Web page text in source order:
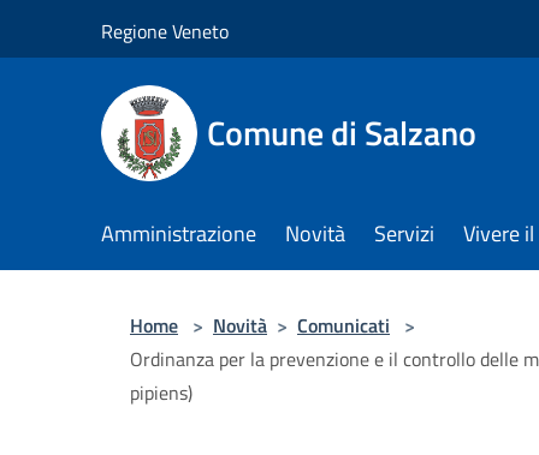
Regione Veneto
Comune di Salzano
Amministrazione Novità Servizi Vivere
Home > Novità > Comunicati >
Ordinanza per la prevenzione e il controllo delle
pipiens)